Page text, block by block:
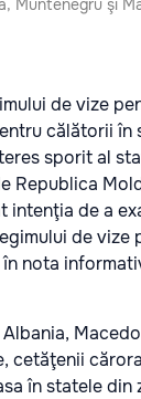
Muntenegru şi
de vize
călătorii în
sporit al
Republica
intenţia de a
de vize
în nota
cetăţenii
în statele din